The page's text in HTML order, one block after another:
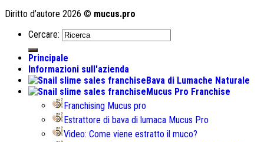
Diritto d’autore 2026 © mucus.pro
Cercare:
Principale
Informazioni sull'azienda
Bava di Lumache Naturale
Mucus Pro Franchise
Franchising Mucus pro
Estrattore di bava di lumaca Mucus Pro
Video: Come viene estratto il muco?